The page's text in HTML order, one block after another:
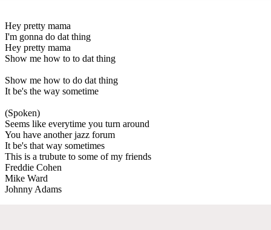
Hey pretty mama
I'm gonna do dat thing
Hey pretty mama
Show me how to to dat thing
Show me how to do dat thing
It be's the way sometime
(Spoken)
Seems like everytime you turn around
You have another jazz forum
It be's that way sometimes
This is a trubute to some of my friends
Freddie Cohen
Mike Ward
Johnny Adams